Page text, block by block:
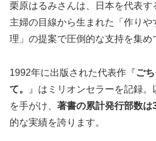
栗原はるみさんは、日本を代表す
主婦の目線から生まれた「作り
理」の提案で圧倒的な支持を集め
1992年に出版された代表作『ご
て。
』はミリオンセラーを記録
を手がけ、 著書の累計発行部数は
的な実績を誇ります。